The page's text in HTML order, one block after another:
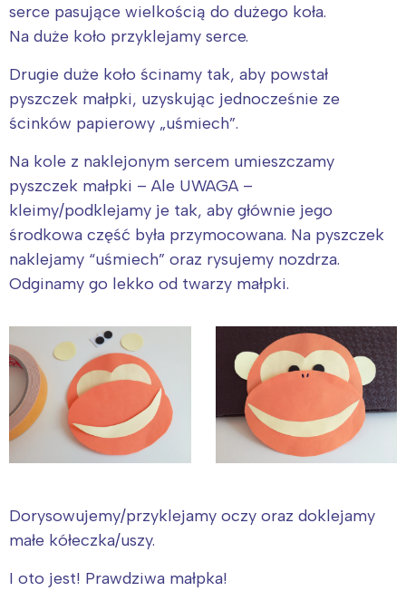
serce pasujące wielkością do dużego koła.
Na duże koło przyklejamy serce.
Drugie duże koło ścinamy tak, aby powstał
pyszczek małpki, uzyskując jednocześnie ze
ścinków papierowy „uśmiech”.
Na kole z naklejonym sercem umieszczamy
pyszczek małpki – Ale UWAGA –
kleimy/podklejamy je tak, aby głównie jego
środkowa część była przymocowana. Na pyszczek
naklejamy “uśmiech” oraz rysujemy nozdrza.
Odginamy go lekko od twarzy małpki.
Dorysowujemy/przyklejamy oczy oraz doklejamy
małe kółeczka/uszy.
I oto jest! Prawdziwa małpka!